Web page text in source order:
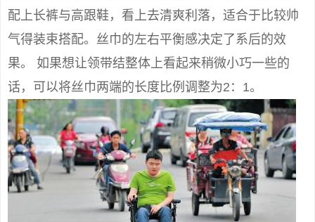
配上长裤与高跟鞋，看上去清爽利落，适合于比较帅
气得装束搭配。丝巾的左右平衡感决定了系后的效
果。 如果想让领带结整体上看起来稍微小巧一些的
话，可以将丝巾两端的长度比例调整为2：1。